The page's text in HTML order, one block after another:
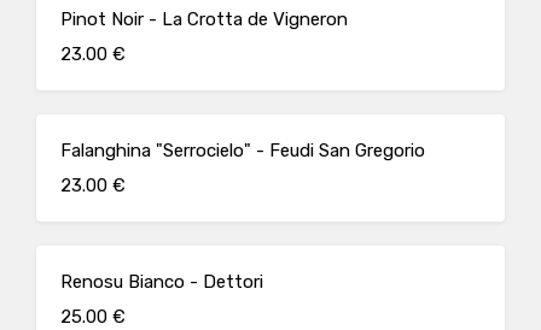
Pinot Noir - La Crotta de Vigneron
23.00 €
Falanghina "Serrocielo" - Feudi San Gregorio
23.00 €
Renosu Bianco - Dettori
25.00 €